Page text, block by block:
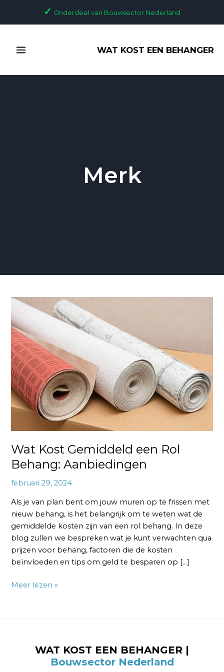
✓ Onderdeel van Bouwsector Nederland
MENU
WAT KOST EEN BEHANGER
Merk
Wat Kost Gemiddeld een Rol
Behang: Aanbiedingen
februari 29, 2024
Als je van plan bent om jouw muren op te frissen met
nieuw behang, is het belangrijk om te weten wat de
gemiddelde kosten zijn van een rol behang. In deze
blog zullen we bespreken wat je kunt verwachten qua
prijzen voor behang, factoren die de kosten
beïnvloeden en tips om geld te besparen op […]
Wat
Kost
Gemiddeld
een
Rol
Behang:
Aanbiedingen
Meer lezen »
WAT KOST EEN BEHANGER |
Bouwsector Nederland